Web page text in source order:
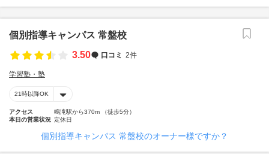
個別指導キャンパス 常盤校
3.50
口コミ 2件
学習塾・塾
21時以降OK
アクセス
鳴滝駅から370m （徒歩5分）
本日の営業状況 定休日
個別指導キャンパス 常盤校のオーナー様ですか？